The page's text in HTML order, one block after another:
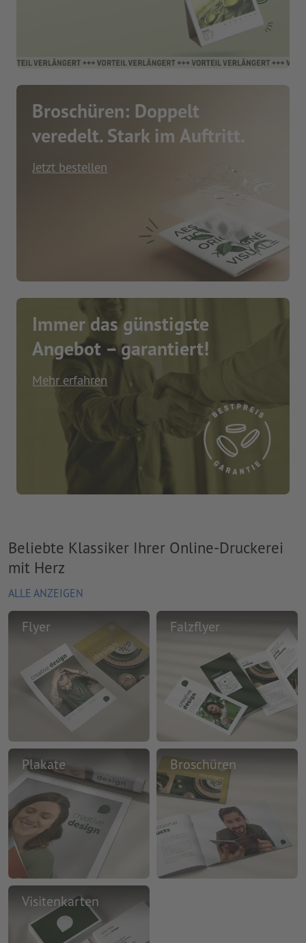
Broschüren: Doppelt
veredelt. Stark im Auftritt.
Jetzt bestellen
Immer das günstigste
Angebot – garantiert!
Mehr erfahren
Beliebte Klassiker Ihrer Online-Druckerei
mit Herz
ALLE ANZEIGEN
Flyer Falzflyer
Plakate Broschüren
Visitenkarten